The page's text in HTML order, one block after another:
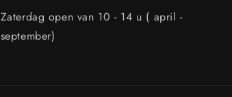
Zaterdag open van 10 - 14 u ( april -
september)